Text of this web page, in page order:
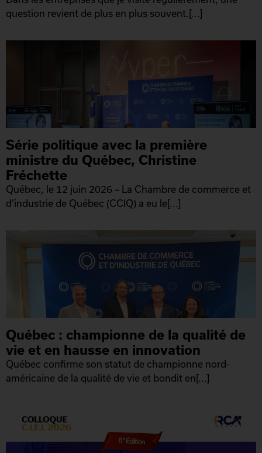
question revient de plus en plus souvent.[...]
Série politique avec la première
ministre du Québec, Christine
Fréchette
Québec, le 12 juin 2026 – La Chambre de commerce et
d’industrie de Québec (CCIQ) a eu le[...]
Québec : championne de la qualité de
vie et en hausse en innovation
Québec confirme son statut de championne nord-
américaine de la qualité de vie et bondit en[...]